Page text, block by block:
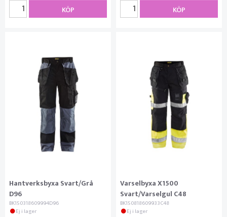
KÖP KÖP
Hantverksbyxa Svart/Grå
D96
BK150318609994D96
Ej i lager
Varselbyxa X1500
Svart/Varselgul C48
BK150818609933C48
Ej i lager